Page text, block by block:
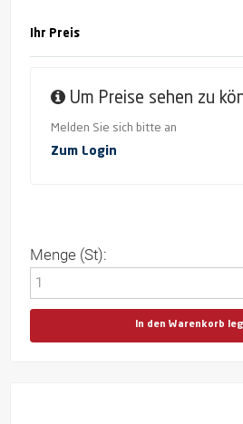
Ihr Preis
Um Preise sehen zu
Melden Sie sich bitte an
Zum Login
Menge (St):
In den Warenkorb